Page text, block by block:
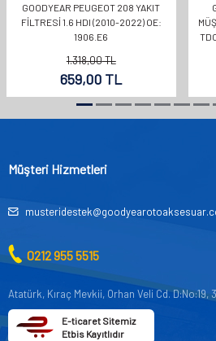
GOODYEAR PEUGEOT 208 YAKIT
FILTRESI 1.6 HDI (2010-2022) OE:
1906.E6
1.318,00TL
659,00 TL
Müşteri Hizmetleri
0212 955 5515
Atatürk, Kıraç Mevkii, Orhan Veli Cd.
E-ticaret Sitemiz
Etbis Kayıtlıdır